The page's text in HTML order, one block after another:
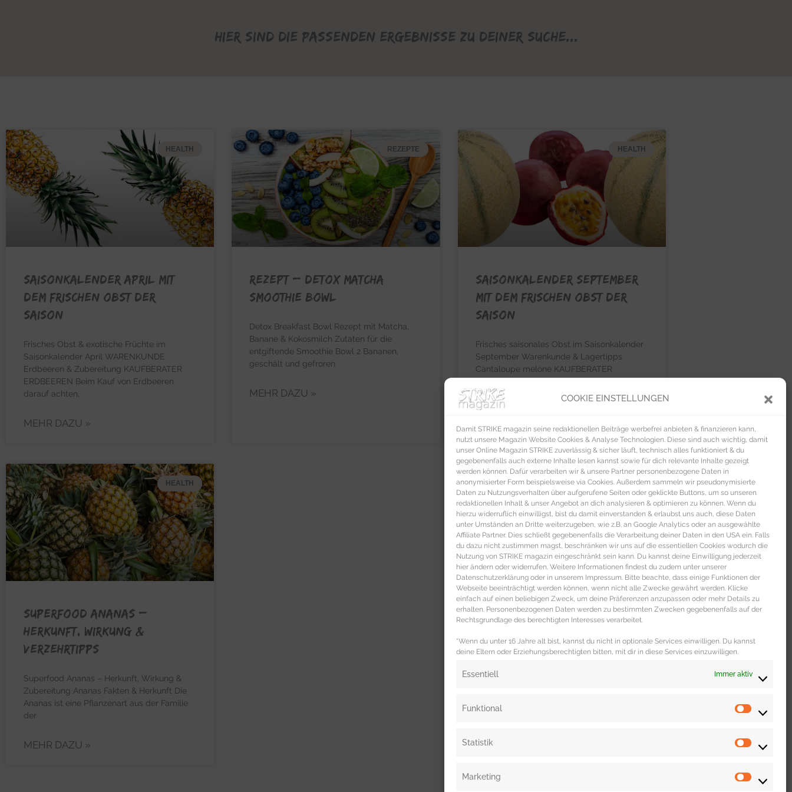
COOKIE EINSTELLUNGEN
Damit STRIKE magazin seine redaktionellen Beiträge werbefrei anbieten & finanzieren kann,
nutzt unsere Magazin Website Cookies & Analyse Technologien. Diese sind auch wichtig, damit
unser Online Magazin STRIKE zuverlässig & sicher läuft, technisch alles funktioniert & du
gegebenenfalls auch externe Inhalte lesen kannst sowie für dich relevante Inhalte gezeigt
werden können. Dafür verarbeiten wir & unsere Partner personenbezogene Daten in
anonymisierter Form beispielsweise via Cookies. Außerdem sammeln wir pseudonymisierte
Daten zu Nutzungsverhalten über aufgerufene Seiten oder geklickte Buttons, um so unseren
redaktionellen Inhalt & unser Angebot an dich analysieren & optimieren zu können. Wenn du
hierzu widerruflich einwilligst, bist du damit einverstanden & erlaubst uns auch, diese Daten
unter Umständen an Dritte weiterzugeben, wie z.B. an Google Analytics oder an ausgewählte
Affiliate Partner. Dies schließt gegebenenfalls die Verarbeitung deiner Daten in den USA ein. Falls
du dazu nicht zustimmen magst, beschränken wir uns auf die essentiellen Cookies wodurch die
Nutzung von STRIKE magazin eingeschränkt sein kann. Du kannst deine Einwilligung jederzeit
hier ändern oder widerrufen. Weitere Informationen findest du zudem unter unserer
Datenschutzerklärung oder in unserem Impressum. Bitte beachte, dass einige Funktionen der
Webseite beeinträchtigt werden können, wenn nicht alle Zwecke gewährt werden. Klicke
einfach auf einen beliebigen Zweck, um deine Präferenzen anzupassen oder mehr Details zu
erhalten. Personenbezogenen Daten werden zu bestimmten Zwecken gegebenenfalls auf der
Rechtsgrundlage des berechtigten Interesses verarbeitet.
*Wenn du unter 16 Jahre alt bist, kannst du nicht in optionale Services einwilligen. Du kannst
deine Eltern oder Erziehungsberechtigten bitten, mit dir in diese Services einzuwilligen.
Essentiell Immer aktiv
Funktional
Statistik
Marketing
Hier sind die passenden Ergebnisse zu deiner Suche...
HEALTH
Saisonkalender April mit
dem frischen Obst der
Saison
Frisches Obst & exotische Früchte im
Saisonkalender April WARENKUNDE
Erdbeeren & Zubereitung KAUFBERATER
ERDBEEREN Beim Kauf von Erdbeeren
darauf achten,
MEHR DAZU »
REZEPTE
REZEPT – Detox Matcha
Smoothie Bowl
Detox Breakfast Bowl Rezept mit Matcha,
Banane & Kokosmilch Zutaten für die
entgiftende Smoothie Bowl 2 Bananen,
geschält und gefroren
MEHR DAZU »
HEALTH
Saisonkalender September
mit dem frischen Obst der
Saison
Frisches saisonales Obst im Saisonkalender
September Warenkunde & Lagertipps
Cantaloupe melone KAUFBERATER
überprüfen, einfach
MEHR DAZU »
HEALTH
SUPERFOOD ANANAS –
Herkunft, Wirkung &
Verzehrtipps
Superfood Ananas – Herkunft, Wirkung &
Zubereitung Ananas Fakten & Herkunft Die
Ananas ist eine Pflanzenart aus der Familie
der
MEHR DAZU »